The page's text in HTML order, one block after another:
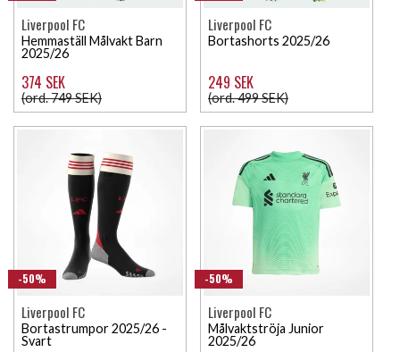
Liverpool FC
Hemmaställ Målvakt Barn
2025/26
374 SEK
(ord. 749 SEK)
Liverpool FC
Bortashorts 2025/26
249 SEK
(ord. 499 SEK)
-50%
Liverpool FC
Bortastrumpor 2025/26 -
Svart
-50%
Liverpool FC
Målvaktströja Junior
2025/26